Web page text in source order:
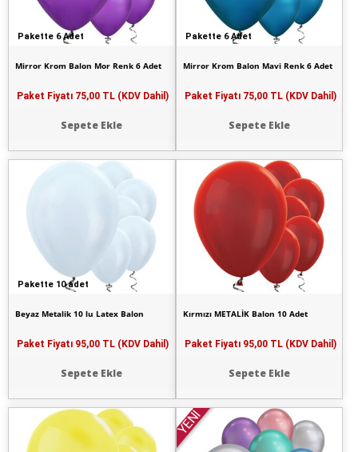
Pakette 6 Adet
Mirror Krom Balon Mor Renk 6 Adet
Paket Fiyatı 75,00 TL (KDV Dahil)
Sepete Ekle
Pakette 6 Adet
Mirror Krom Balon Mavi Renk 6 Adet
Paket Fiyatı 75,00 TL (KDV Dahil)
Sepete Ekle
Pakette 10 adet
Beyaz Metalik 10 lu Latex Balon
Paket Fiyatı 95,00 TL (KDV Dahil)
Sepete Ekle
Kırmızı METALİK Balon 10 Adet
Paket Fiyatı 95,00 TL (KDV Dahil)
Sepete Ekle
YENİ